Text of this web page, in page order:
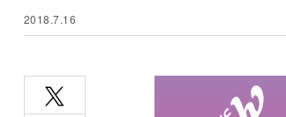
2018.7.16